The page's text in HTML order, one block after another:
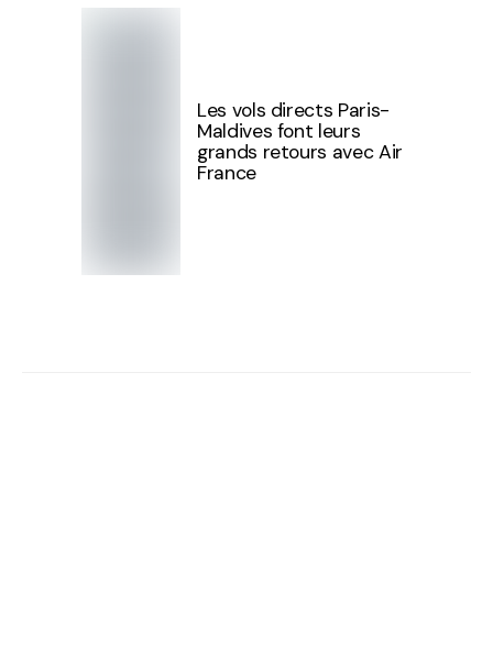
Les vols directs Paris-
Maldives font leurs
grands retours avec Air
France